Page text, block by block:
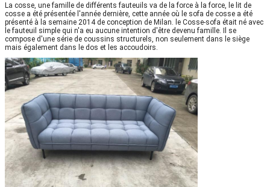
La cosse, une famille de différents fauteuils va de la force à la force, le lit de
cosse a été présentée l'année dernière, cette année où le sofa de cosse a été
présenté à la semaine 2014 de conception de Milan. le Cosse-sofa était né avec
le fauteuil simple qui n'a eu aucune intention d'être devenu famille. Il se
compose d'une série de coussins structurels, non seulement dans le siège
mais également dans le dos et les accoudoirs.